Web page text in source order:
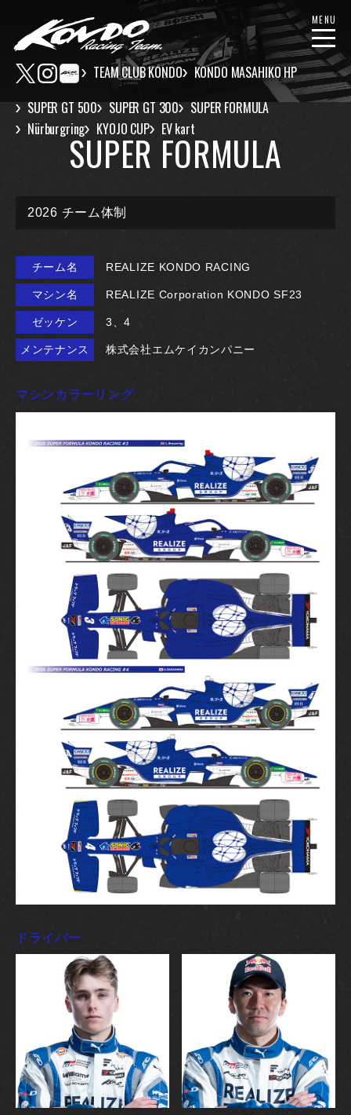
TEAM CLUB KONDO KONDO MASAHIKO HP
MENU
SUPER GT 500 SUPER GT 300
SUPER FORMULA
Nürburgring
KYOJO CUP EV kart
SUPER FORMULA
2026 チーム体制
チーム名 REALIZE KONDO RACING
マシン名 REALIZE Corporation KONDO SF23
ゼッケン 3、4
メンテナンス 株式会社エムケイカンパニー
マシンカラーリング
ドライバー